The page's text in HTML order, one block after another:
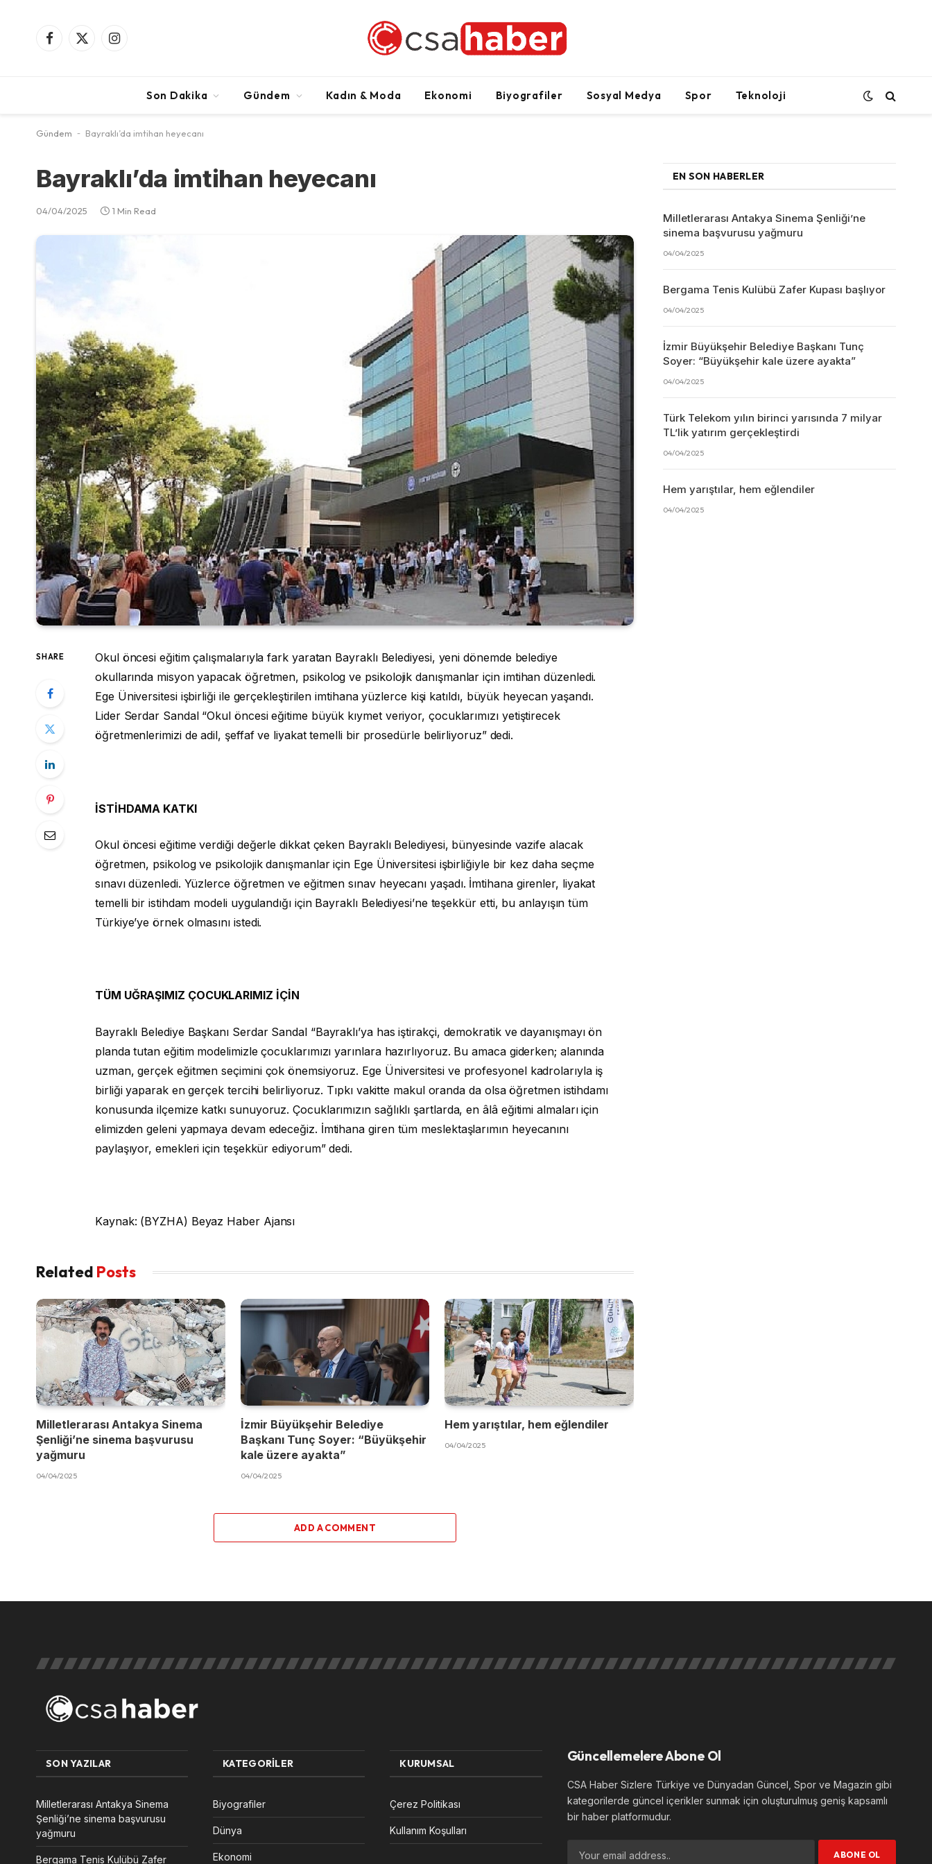
Facebook
X
Instagram
Son Dakika Gündem Kadın & Moda Ekonomi Biyografiler Sosyal Medya Spor Teknoloji
Gündem - Bayraklı’da imtihan heyecanı
Bayraklı’da imtihan heyecanı
04/04/2025 1 Min Read
SHARE
Okul öncesi eğitim çalışmalarıyla fark yaratan Bayraklı Belediyesi, yeni dönemde belediye
okullarında misyon yapacak öğretmen, psikolog ve psikolojik danışmanlar için imtihan düzenledi.
Ege Üniversitesi işbirliği ile gerçekleştirilen imtihana yüzlerce kişi katıldı, büyük heyecan yaşandı.
Lider Serdar Sandal “Okul öncesi eğitime büyük kıymet veriyor, çocuklarımızı yetiştirecek
öğretmenlerimizi de adil, şeffaf ve liyakat temelli bir prosedürle belirliyoruz” dedi.
İSTİHDAMA KATKI
Okul öncesi eğitime verdiği değerle dikkat çeken Bayraklı Belediyesi, bünyesinde vazife alacak
öğretmen, psikolog ve psikolojik danışmanlar için Ege Üniversitesi işbirliğiyle bir kez daha seçme
sınavı düzenledi. Yüzlerce öğretmen ve eğitmen sınav heyecanı yaşadı. İmtihana girenler, liyakat
temelli bir istihdam modeli uygulandığı için Bayraklı Belediyesi’ne teşekkür etti, bu anlayışın tüm
Türkiye’ye örnek olmasını istedi.
TÜM UĞRAŞIMIZ ÇOCUKLARIMIZ İÇİN
Bayraklı Belediye Başkanı Serdar Sandal “Bayraklı’ya has iştirakçi, demokratik ve dayanışmayı ön
planda tutan eğitim modelimizle çocuklarımızı yarınlara hazırlıyoruz. Bu amaca giderken; alanında
uzman, gerçek eğitmen seçimini çok önemsiyoruz. Ege Üniversitesi ve profesyonel kadrolarıyla iş
birliği yaparak en gerçek tercihi belirliyoruz. Tıpkı vakitte makul oranda da olsa öğretmen istihdamı
konusunda ilçemize katkı sunuyoruz. Çocuklarımızın sağlıklı şartlarda, en âlâ eğitimi almaları için
elimizden geleni yapmaya devam edeceğiz. İmtihana giren tüm meslektaşlarımın heyecanını
paylaşıyor, emekleri için teşekkür ediyorum” dedi.
Kaynak: (BYZHA) Beyaz Haber Ajansı
Related Posts
Milletlerarası Antakya Sinema
Şenliği’ne sinema başvurusu
yağmuru
04/04/2025
İzmir Büyükşehir Belediye
Başkanı Tunç Soyer: “Büyükşehir
kale üzere ayakta”
04/04/2025
Hem yarıştılar, hem eğlendiler
04/04/2025
ADD A COMMENT
EN SON HABERLER
Milletlerarası Antakya Sinema Şenliği’ne
sinema başvurusu yağmuru
04/04/2025
Bergama Tenis Kulübü Zafer Kupası başlıyor
04/04/2025
İzmir Büyükşehir Belediye Başkanı Tunç
Soyer: “Büyükşehir kale üzere ayakta”
04/04/2025
Türk Telekom yılın birinci yarısında 7 milyar
TL’lik yatırım gerçekleştirdi
04/04/2025
Hem yarıştılar, hem eğlendiler
04/04/2025
SON YAZILAR
Milletlerarası Antakya Sinema
Şenliği’ne sinema başvurusu
yağmuru
Bergama Tenis Kulübü Zafer
KATEGORILER
Biyografiler
Dünya
Ekonomi
KURUMSAL
Çerez Politikası
Kullanım Koşulları
Güncellemelere Abone Ol
CSA Haber Sizlere Türkiye ve Dünyadan Güncel, Spor ve Magazin gibi
kategorilerde güncel içerikler sunmak için oluşturulmuş geniş kapsamlı
bir haber platformudur.